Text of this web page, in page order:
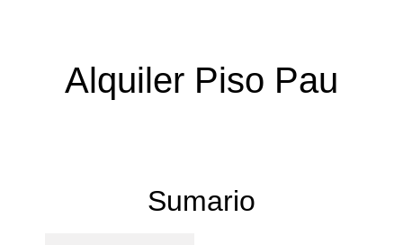
Alquiler Piso Pau
Sumario